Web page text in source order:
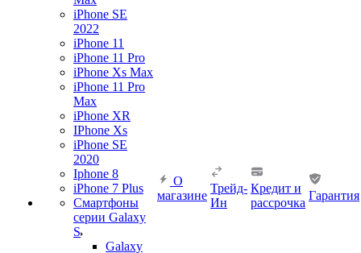
iPhone SE
2022
iPhone 11
iPhone 11 Pro
iPhone Xs Max
iPhone 11 Pro
Max
iPhone XR
IPhone Xs
iPhone SE
2020
Iphone 8
iPhone 7 Plus
Смартфоны
серии Galaxy
S
Galaxy
О
магазине
Трейд-
Ин
Кредит и
рассрочка
Гарантия